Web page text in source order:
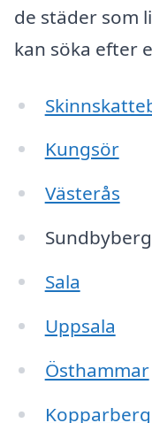
de städer som
kan söka efter
Kungsör
Västerås
Sundbyberg
Sala
Uppsala
Östhammar
Kopparberg